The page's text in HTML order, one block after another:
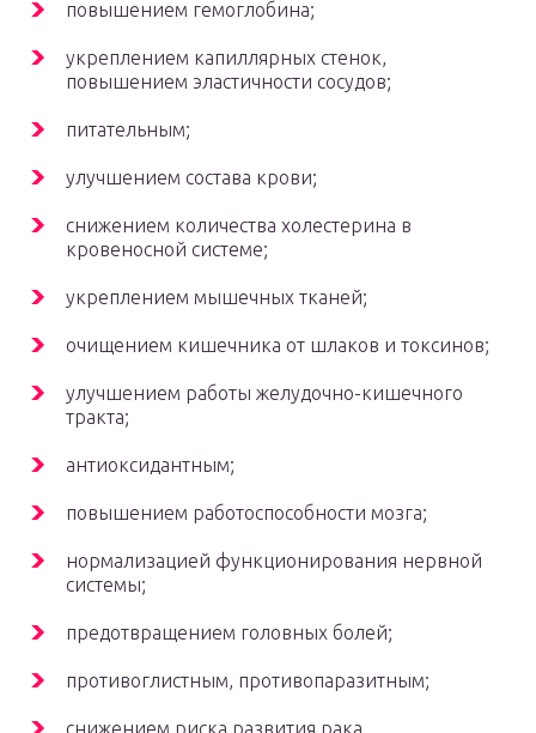
повышением гемоглобина;
укреплением капиллярных стенок,
повышением эластичности сосудов;
питательным;
улучшением состава крови;
снижением количества холестерина в
кровеносной системе;
укреплением мышечных тканей;
очищением кишечника от шлаков и токсинов;
улучшением работы желудочно-кишечного
тракта;
антиоксидантным;
повышением работоспособности мозга;
нормализацией функционирования нервной
системы;
предотвращением головных болей;
противоглистным, противопаразитным;
снижением риска развития рака.